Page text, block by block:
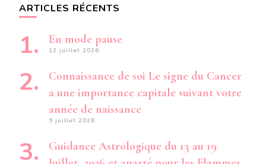
ARTICLES RÉCENTS
En mode pause
12 juillet 2026
Connaissance de soi Le signe du Cancer
a une importance capitale suivant votre
année de naissance
9 juillet 2026
Guidance Astrologique du 13 au 19